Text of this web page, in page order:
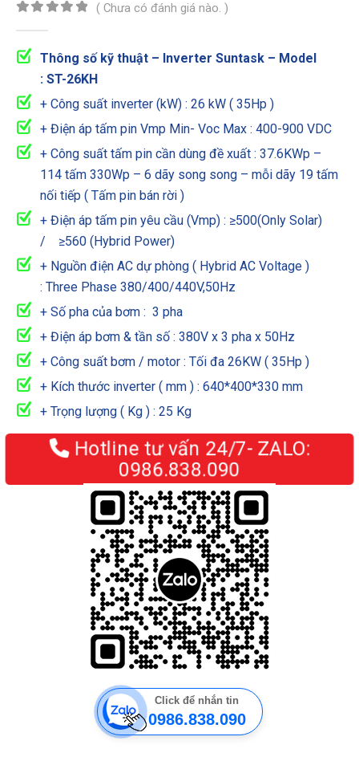
( Chưa có đánh giá nào. )
Thông số kỹ thuật – Inverter Suntask – Model
: ST-26KH
+ Công suất inverter (kW) : 26 kW ( 35Hp )
+ Điện áp tấm pin Vmp Min- Voc Max : 400-900 VDC
+ Công suất tấm pin cần dùng đề xuất : 37.6KWp –
114 tấm 330Wp – 6 dãy song song – mỗi dãy 19 tấm
nối tiếp ( Tấm pin bán rời )
+ Điện áp tấm pin yêu cầu (Vmp) : ≥500(Only Solar)
/ ≥560 (Hybrid Power)
+ Nguồn điện AC dự phòng ( Hybrid AC Voltage )
: Three Phase 380/400/440V,50Hz
+ Số pha của bơm : 3 pha
+ Điện áp bơm & tần số : 380V x 3 pha x 50Hz
+ Công suất bơm / motor : Tối đa 26KW ( 35Hp )
+ Kích thước inverter ( mm ) : 640*400*330 mm
+ Trọng lượng ( Kg ) : 25 Kg
Hotline tư vấn 24/7- ZALO:
0986.838.090
Click để nhắn tin
0986.838.090